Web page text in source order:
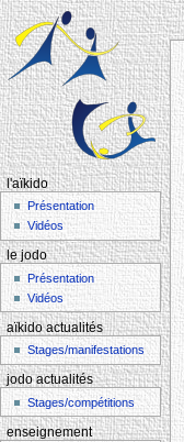
l'aïkido
Présentation
Vidéos
le jodo
Présentation
Vidéos
aïkido actualités
Stages/manifestations
jodo actualités
Stages/compétitions
enseignement